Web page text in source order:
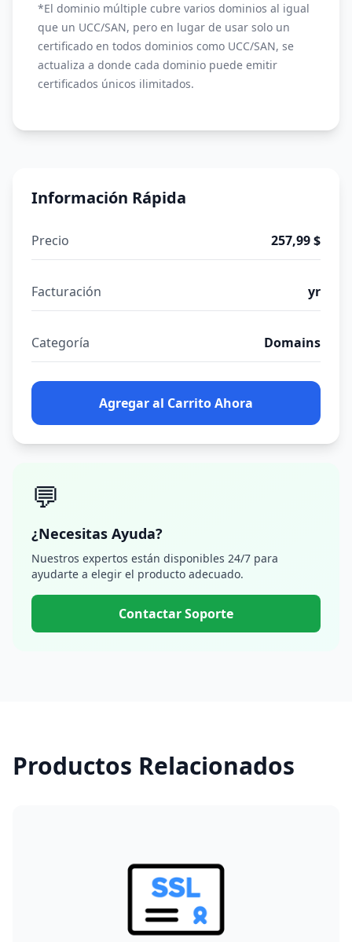
*El dominio múltiple cubre varios dominios al igual
que un UCC/SAN, pero en lugar de usar solo un
certificado en todos dominios como UCC/SAN, se
actualiza a donde cada dominio puede emitir
certificados únicos ilimitados.
Información Rápida
Precio 257,99 $
Facturación yr
Categoría Domains
Agregar al Carrito Ahora
💬
¿Necesitas Ayuda?
Nuestros expertos están disponibles 24/7 para
ayudarte a elegir el producto adecuado.
Contactar Soporte
Productos Relacionados